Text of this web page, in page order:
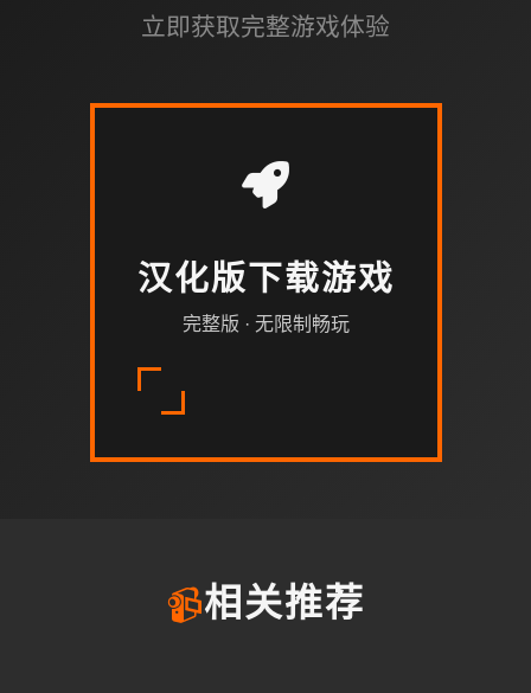
立即获取完整游戏体验
汉化版下载游戏
完整版 · 无限制畅玩
📹相关推荐